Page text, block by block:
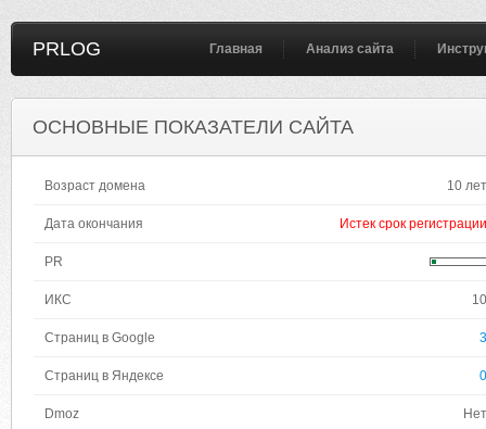
PRLOG Главная Анализ сайта
ОСНОВНЫЕ ПОКАЗАТЕЛИ САЙТА
Возраст домена 10 лет
Дата окончания Истек срок регистрации
PR
ИКС 10
Страниц в Google 3
Страниц в Яндексе 0
Dmoz Нет